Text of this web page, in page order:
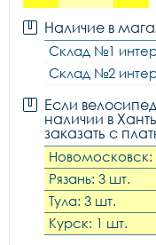
Наличие в
Склад №1
Склад №2
Если
наличии в
заказать с
Новомосковск:
Рязань: 3 шт.
Тула: 3 шт.
Курск: 1 шт.